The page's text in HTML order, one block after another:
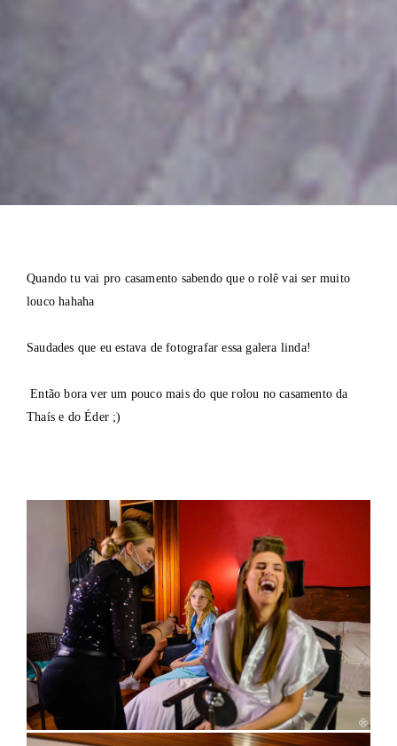
Quando tu vai pro casamento sabendo que o rolê vai ser muito
louco hahaha
Saudades que eu estava de fotografar essa galera linda!
Então bora ver um pouco mais do que rolou no casamento da
Thaís e do Éder ;)